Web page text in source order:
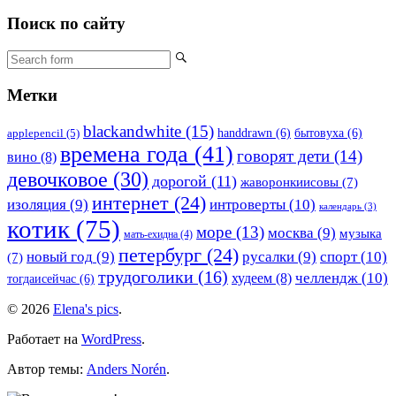
Поиск по сайту
Метки
applepencil (5) blackandwhite (15) handdrawn (6) бытовуха (6)
вино (8) времена года (41) говорят дети (14)
девочковое (30) дорогой (11) жаворонкиисовы (7)
изоляция (9) интернет (24) интроверты (10) календарь (3)
котик (75) мать-ехидна (4) море (13) москва (9) музыка
(7) новый год (9) петербург (24) русалки (9) спорт(10)
тогдаисейчас (6) трудоголики (16) худеем (8) челлендж (10)
© 2026 Elena's pics.
Работает на WordPress.
Автор темы: Anders Norén.